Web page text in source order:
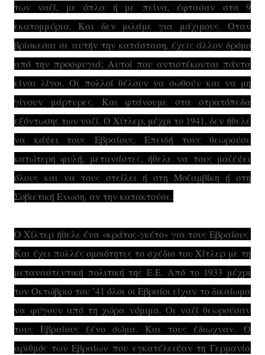
των ναζί, με όπλα ή με πείνα, έφτασαν στα 9
εκατομμύρια. Και δεν μιλάμε για μάχιμους. Οταν
βρίσκεσαι σε αυτήν την κατάσταση, έχεις άλλον δρόμο
από την προσφυγιά; Αυτοί που αντιστέκονται πάντα
είναι λίγοι. Οι πολλοί θέλουν να σωθούν και να μη
γίνουν μάρτυρες. Και φτάνουμε στα στρατόπεδα
εξόντωσης των ναζί. Ο Χίτλερ, μέχρι το 1941, δεν ήθελε
να κάψει τους Εβραίους. Επειδή τους θεωρούσε
κατώτερη φυλή, μετανάστες, ήθελε να τους μαζέψει
όλους και να τους στείλει ή στη Μοζαμβίκη ή στη
Σοβιετική Ενωση, αν την κατακτούσε.
Ο Χίλτερ ήθελε ένα «κράτος-γκέτο» για τους Εβραίους.
Και έχει πολλές ομοιότητες το σχέδιο του Χίτλερ με τη
μεταναστευτική πολιτική της Ε.Ε. Από το 1933 μέχρι
τον Οκτώβριο του ’41 όλοι οι Εβραίοι είχαν το δικαίωμα
να φύγουν από τη χώρα νόμιμα. Οι ναζί θεωρούσαν
τους Εβραίους ξένο σώμα. Και τους έδιωχναν. Ο
αριθμός των Εβραίων που εγκατέλειψαν τη Γερμανία